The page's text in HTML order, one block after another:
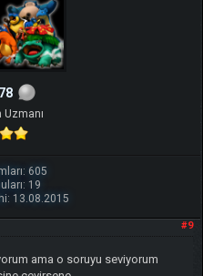
Uzmanı
605
19
13.08.2015
#9
ama o soruyu seviyorum